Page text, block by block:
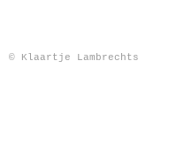
© Klaartje Lambrechts